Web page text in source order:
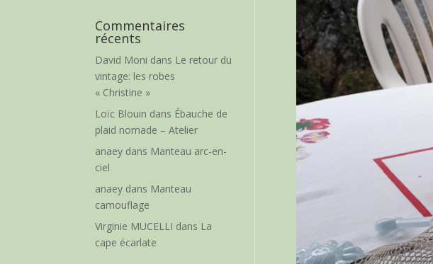
Commentaires
récents
David Moni dans Le retour du
vintage: les robes
« Christine »
Loïc Blouin dans Ébauche de
plaid nomade – Atelier
anaey dans Manteau arc-en-
ciel
anaey dans Manteau
camouflage
Virginie MUCELLI dans La
cape écarlate